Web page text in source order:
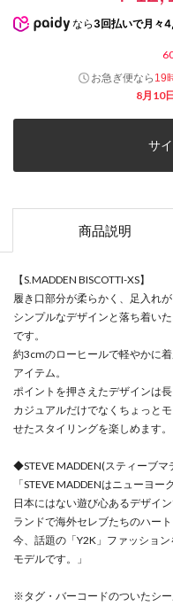
なら 3回払いで月々
お急ぎ便なら 19
8月10
サ
商品説明
【S.MADDEN BISCOTTI-XS】
履き口部分が柔らかく、足入れ
シンプルなデザインと落ち着い
です。
約3cmのローヒールで軽やかに
アイテム。
ポイントを押さえたデザインは長
カジュアルだけでなくちょっと
せたスタイリングを楽しめます。
◆STEVE MADDEN(スティーブ
「STEVE MADDENはニューヨ
日本にはない遊び心あるデザイ
ランドで海外セレブたちのハー
今、話題の「Y2K」ファッショ
モデルです。」
※タグ・バーコードのついたシ